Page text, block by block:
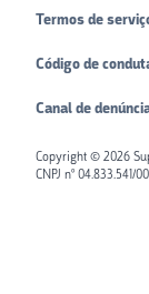
Copyright © 2026
CNPJ nº 04.833.541/
Termos de
Código de
Canal de